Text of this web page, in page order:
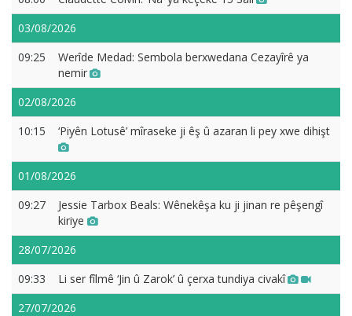
03/08/2026
09:25
Werîde Medad: Sembola berxwedana Cezayîrê ya
nemir
02/08/2026
10:15
‘Piyên Lotusê’ mîraseke ji êş û azaran li pey xwe dihişt
01/08/2026
09:27
Jessie Tarbox Beals: Wênekêşa ku ji jinan re pêşengî
kiriye
28/07/2026
09:33
Li ser fîlmê ‘Jin û Zarok’ û çerxa tundiya civakî
27/07/2026